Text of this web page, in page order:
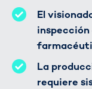
El
La
requiere